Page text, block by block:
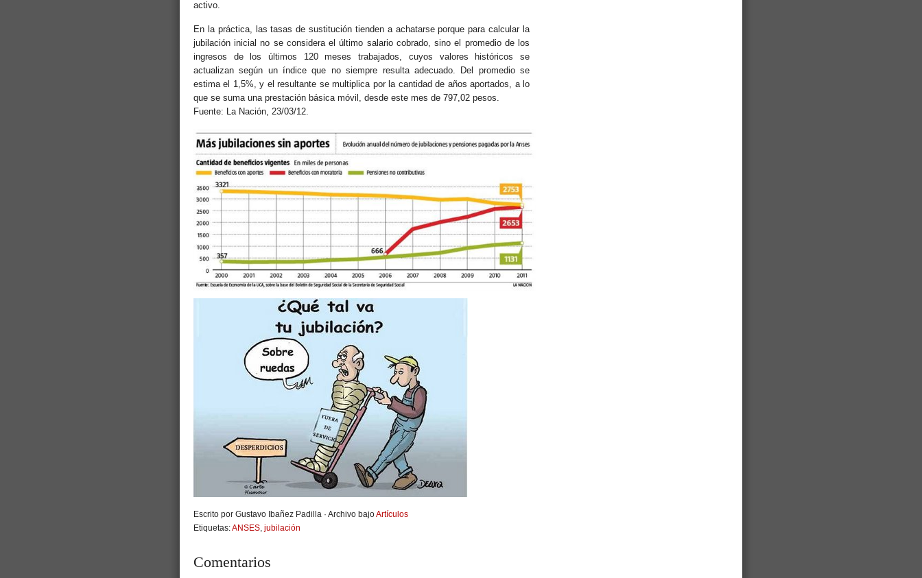
activo.
En la práctica, las tasas de sustitución tienden a achatarse porque para calcular la
jubilación inicial no se considera el último salario cobrado, sino el promedio de los
ingresos de los últimos 120 meses trabajados, cuyos valores históricos se
actualizan según un índice que no siempre resulta adecuado. Del promedio se
estima el 1,5%, y el resultante se multiplica por la cantidad de años aportados, a lo
que se suma una prestación básica móvil, desde este mes de 797,02 pesos.
Fuente: La Nación, 23/03/12.
Escrito por Gustavo Ibañez Padilla · Archivo bajoArtículos
Etiquetas:ANSES, jubilación
Comentarios